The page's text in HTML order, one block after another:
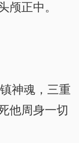
颅正中。
神魂，三重
他周身一切